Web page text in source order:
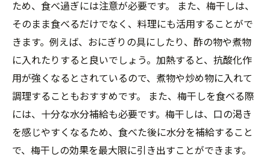
ため、食べ過ぎには注意が必要です。 また、梅干しは、
そのまま食べるだけでなく、料理にも活用することがで
きます。例えば、おにぎりの具にしたり、酢の物や煮物
に入れたりすると良いでしょう。加熱すると、抗酸化作
用が強くなるとされているので、煮物や炒め物に入れて
調理することもおすすめです。 また、梅干しを食べる際
には、十分な水分補給も必要です。梅干しは、口の渇き
を感じやすくなるため、食べた後に水分を補給すること
で、梅干しの効果を最大限に引き出すことができます。